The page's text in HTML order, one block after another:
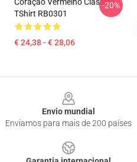
TShirt RB0301
€ 24,38 - € 28,06
-20%
Envio mundial
Enviamos para mais de 200 países